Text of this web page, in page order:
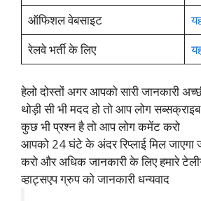
ऑफिशल वेबसाइट
रेलवे भर्ती के लिए
हेलो दोस्तों अगर आपको सारी जानकारी
थोड़ी सी भी मदद हो तो आप लोग
कुछ भी प्रश्न है तो आप लोग कमेंट करो
आपको 24 घंटे के अंदर रिप्लाई मिल
करो और अधिक जानकारी के लिए हमारे
व्हाट्सएप ग्रुप को जानकारी धन्यवाद